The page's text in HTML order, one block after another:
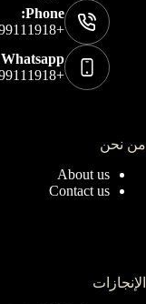
Phone:
+201099111918
Whatsapp:
+201099111918
من نحن
About us
Contact us
الإنجازات